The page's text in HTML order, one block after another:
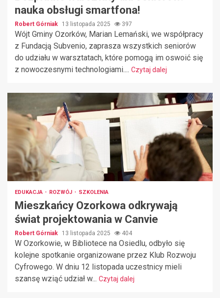
nauka obsługi smartfona!
Robert Górniak 13 listopada 2025 397
Wójt Gminy Ozorków, Marian Lemański, we współpracy
z Fundacją Subvenio, zaprasza wszystkich seniorów
do udziału w warsztatach, które pomogą im oswoić się
z nowoczesnymi technologiami.... Czytaj dalej
EDUKACJA ROZWÓJ SZKOLENIA
Mieszkańcy Ozorkowa odkrywają
świat projektowania w Canvie
Robert Górniak 13 listopada 2025 404
W Ozorkowie, w Bibliotece na Osiedlu, odbyło się
kolejne spotkanie organizowane przez Klub Rozwoju
Cyfrowego. W dniu 12 listopada uczestnicy mieli
szansę wziąć udział w... Czytaj dalej